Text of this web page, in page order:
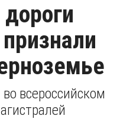
всероссийском